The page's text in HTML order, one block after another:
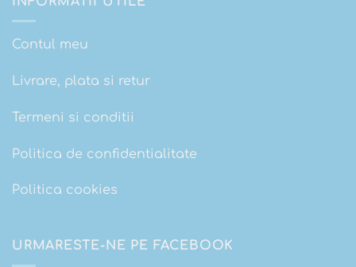
Contul meu
Livrare, plata si retur
Termeni si conditii
Politica de confidentialitate
Politica cookies
URMARESTE-NE PE FACEBOOK